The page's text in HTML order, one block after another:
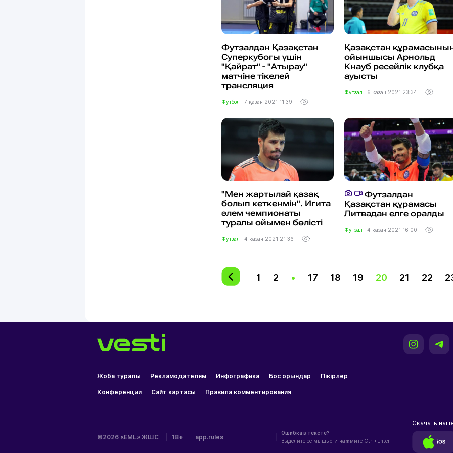
Футзалдан Қазақстан
Суперкубогы үшін
"Қайрат" - "Атырау"
матчіне тікелей
трансляция
Футбол 7 қазан 2021 11:39
Қазақстан
ойыншысы Арнольд
Кнауб ресейлік клубқа
ауысты
Футзал 6 қазан 2021 23:34
"Мен жартылай қазақ
болып кеткенмін". Игита
әлем чемпионаты
туралы ойымен бөлісті
Футзал 4 қазан 2021 21:36
Футзалдан
Қазақстан құрамасы
Литвадан елге оралды
Футзал 4 қазан 2021 16:00
1 2 • 17 18 19 20 21 22
Жоба туралы Рекламодателям Инфографика Бос орындар Пікірлер
Конференции Сайт картасы Правила комментирования
©2026 «EML» ЖШС 18+ app.rules
Ошибка в тексте?
Выделите ее мышью и нажмите Ctrl+Enter
Скачать